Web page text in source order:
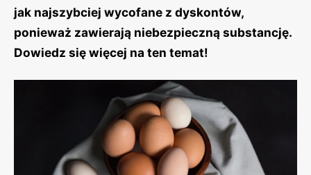
jak najszybciej wycofane z dyskontów,
ponieważ zawierają niebezpieczną substancję.
Dowiedz się więcej na ten temat!